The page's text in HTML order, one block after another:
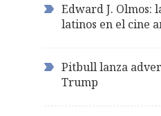
Edward J. Olmos:
latinos en el cine
Pitbull lanza
Trump